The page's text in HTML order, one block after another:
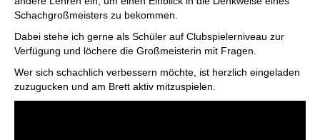
Schachgroßmeisters zu bekommen.
Dabei stehe ich gerne als Schüler auf Clubspielerniveau zur
Verfügung und löchere die Großmeisterin mit Fragen.
Wer sich schachlich verbessern möchte, ist herzlich eingeladen
zuzugucken und am Brett aktiv mitzuspielen.